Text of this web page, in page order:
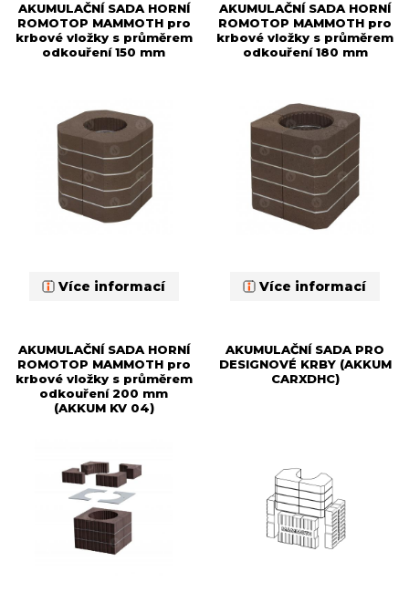
AKUMULAČNÍ SADA HORNÍ
ROMOTOP MAMMOTH pro
krbové vložky s průměrem
odkouření 150 mm
Více informací
AKUMULAČNÍ SADA HORNÍ
ROMOTOP MAMMOTH pro
krbové vložky s průměrem
odkouření 180 mm
Více informací
AKUMULAČNÍ SADA HORNÍ
ROMOTOP MAMMOTH pro
krbové vložky s průměrem
odkouření 200 mm
(AKKUM KV 04)
AKUMULAČNÍ SADA PRO
DESIGNOVÉ KRBY (AKKUM
CARXDHC)